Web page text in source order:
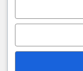
Quem não é visto
Chegou a hora de